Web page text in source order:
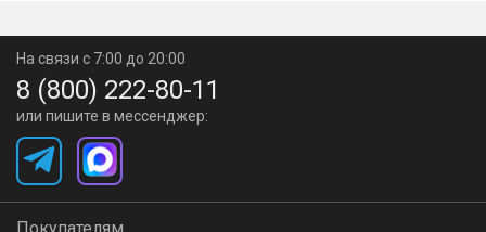
На связи с 7:00 до 20:00
8 (800) 222-80-11
или пишите в мессенджер: